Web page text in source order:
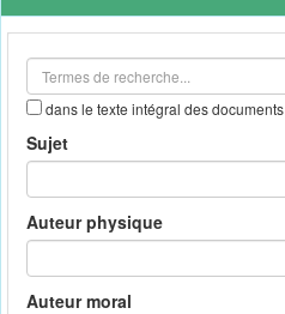
outils
dans le texte intégral des documents
Sujet
Auteur physique
Auteur moral